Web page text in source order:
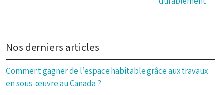
Nos derniers articles
Comment gagner de l’espace habitable grâce aux travaux
en sous-œuvre au Canada ?